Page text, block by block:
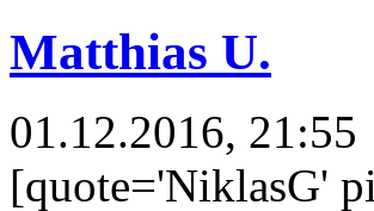
Matthias U.
01.12.2016, 21:55
[quote='NiklasG'